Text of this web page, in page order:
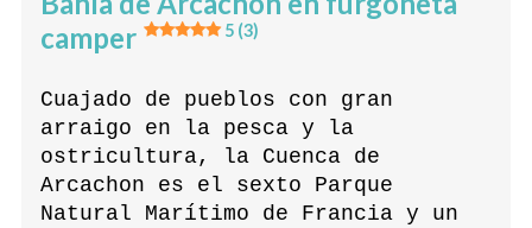
camper
5 (3)
Cuajado de pueblos con gran
arraigo en la pesca y la
ostricultura, la Cuenca de
Arcachon es el sexto Parque
Natural Marítimo de Francia y un